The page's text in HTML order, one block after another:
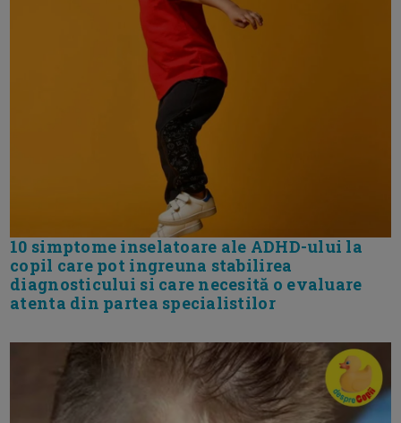
10 simptome inselatoare ale ADHD-ului la
copil care pot ingreuna stabilirea
diagnosticului si care necesită o evaluare
atenta din partea specialistilor